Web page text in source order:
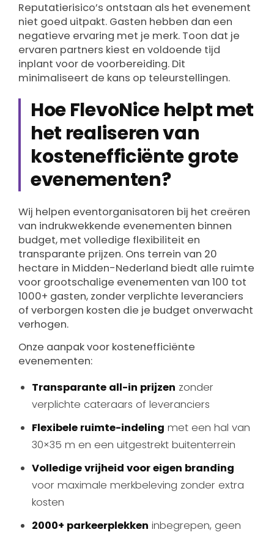
Reputatierisico’s ontstaan als het evenement
niet goed uitpakt. Gasten hebben dan een
negatieve ervaring met je merk. Toon dat je
ervaren partners kiest en voldoende tijd
inplant voor de voorbereiding. Dit
minimaliseert de kans op teleurstellingen.
Hoe FlevoNice helpt met
het realiseren van
kostenefficiënte grote
evenementen?
Wij helpen eventorganisatoren bij het creëren
van indrukwekkende evenementen binnen
budget, met volledige flexibiliteit en
transparante prijzen. Ons terrein van 20
hectare in Midden-Nederland biedt alle ruimte
voor grootschalige evenementen van 100 tot
1000+ gasten, zonder verplichte leveranciers
of verborgen kosten die je budget onverwacht
verhogen.
Onze aanpak voor kostenefficiënte
evenementen:
Transparante all-in prijzen zonder
verplichte cateraars of leveranciers
Flexibele ruimte-indeling met een hal van
30×35 m en een uitgestrekt buitenterrein
Volledige vrijheid voor eigen branding
voor maximale merkbeleving zonder extra
kosten
2000+ parkeerplekken inbegrepen, geen